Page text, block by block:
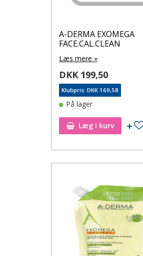
A-DERMA EXOMEGA
FACE.CAL.CLEAN
Læs mere »
DKK 199,50
Klubpris: DKK 169,58
På lager
Læg i kurv